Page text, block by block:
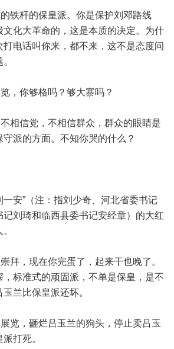
铁杆的保皇派。你是保护刘邓路线
文化大革命的，这是本质的决定。为什
电话叫你来，都不来，这不是态度问
，你够格吗？够大寨吗？
相信党，不相信群众，群众的眼睛是
派的方面。不知你哭的什么？
一安”（注：指刘少奇、河北省委书记
刘琦和临西县委书记安经章）的大红
拜，现在你完蛋了，起来干也晚了。
，标准式的顽固派，不单是保皇，是不
兰比保皇派还坏。
览，砸烂吕玉兰的狗头，停止卖吕玉
打死。